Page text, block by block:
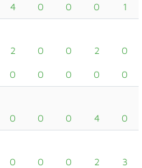
4 0 0 0 1
2 0 0 2 0
0 0 0 0 0
0 0 0 4 0
0 0 0 2 3